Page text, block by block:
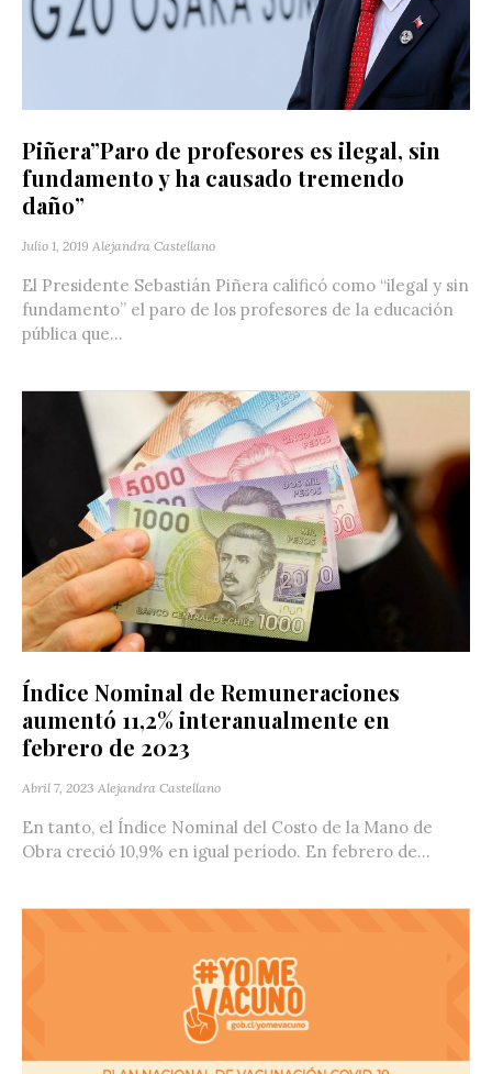
Piñera”Paro de profesores es ilegal, sin
fundamento y ha causado tremendo
daño”
Julio 1, 2019 Alejandra Castellano
El Presidente Sebastián Piñera calificó como “ilegal y sin
fundamento” el paro de los profesores de la educación
pública que...
Índice Nominal de Remuneraciones
aumentó 11,2% interanualmente en
febrero de 2023
Abril 7, 2023 Alejandra Castellano
En tanto, el Índice Nominal del Costo de la Mano de
Obra creció 10,9% en igual período. En febrero de...